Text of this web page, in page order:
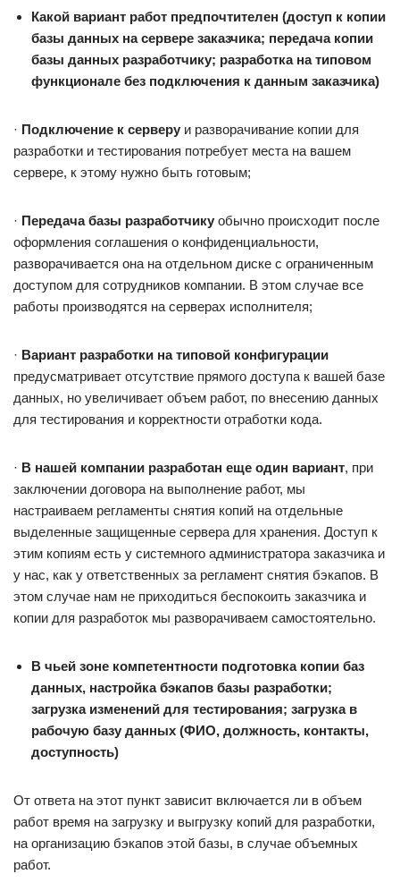
Какой вариант работ предпочтителен (доступ к копии
базы данных на сервере заказчика; передача копии
базы данных разработчику; разработка на типовом
функционале без подключения к данным заказчика)
· Подключение к серверу и разворачивание копии для
разработки и тестирования потребует места на вашем
сервере, к этому нужно быть готовым;
· Передача базы разработчику обычно происходит после
оформления соглашения о конфиденциальности,
разворачивается она на отдельном диске с ограниченным
доступом для сотрудников компании. В этом случае все
работы производятся на серверах исполнителя;
· Вариант разработки на типовой конфигурации
предусматривает отсутствие прямого доступа к вашей базе
данных, но увеличивает объем работ, по внесению данных
для тестирования и корректности отработки кода.
· В нашей компании разработан еще один вариант, при
заключении договора на выполнение работ, мы
настраиваем регламенты снятия копий на отдельные
выделенные защищенные сервера для хранения. Доступ к
этим копиям есть у системного администратора заказчика и
у нас, как у ответственных за регламент снятия бэкапов. В
этом случае нам не приходиться беспокоить заказчика и
копии для разработок мы разворачиваем самостоятельно.
В чьей зоне компетентности подготовка копии баз
данных, настройка бэкапов базы разработки;
загрузка изменений для тестирования; загрузка в
рабочую базу данных (ФИО, должность, контакты,
доступность)
От ответа на этот пункт зависит включается ли в объем
работ время на загрузку и выгрузку копий для разработки,
на организацию бэкапов этой базы, в случае объемных
работ.